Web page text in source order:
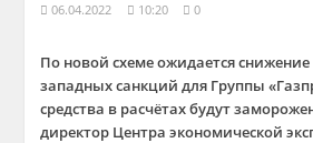
06.04.2022 10:20 0
По новой схеме ожидается снижение
западных санкций для Группы
средства в расчётах будут
директор Центра экономической